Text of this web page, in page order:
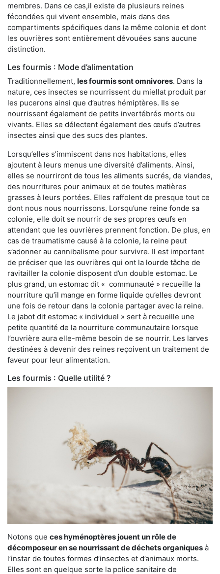
membres. Dans ce cas,il existe de plusieurs reines
fécondées qui vivent ensemble, mais dans des
compartiments spécifiques dans la même colonie et dont
les ouvrières sont entièrement dévouées sans aucune
distinction.
Les fourmis : Mode d’alimentation
Traditionnellement, les fourmis sont omnivores. Dans la
nature, ces insectes se nourrissent du miellat produit par
les pucerons ainsi que d’autres hémiptères. Ils se
nourrissent également de petits invertébrés morts ou
vivants. Elles se délectent également des œufs d’autres
insectes ainsi que des sucs des plantes.
Lorsqu’elles s’immiscent dans nos habitations, elles
ajoutent à leurs menus une diversité d’aliments. Ainsi,
elles se nourriront de tous les aliments sucrés, de viandes,
des nourritures pour animaux et de toutes matières
grasses à leurs portées. Elles raffolent de presque tout ce
dont nous nous nourrissons. Lorsqu’une reine fonde sa
colonie, elle doit se nourrir de ses propres œufs en
attendant que les ouvrières prennent fonction. De plus, en
cas de traumatisme causé à la colonie, la reine peut
s’adonner au cannibalisme pour survivre. Il est important
de préciser que les ouvrières qui ont la lourde tâche de
ravitailler la colonie disposent d’un double estomac. Le
plus grand, un estomac dit « communauté » recueille la
nourriture qu’il mange en forme liquide qu’elles devront
une fois de retour dans la colonie partager avec la reine.
Le jabot dit estomac « individuel » sert à recueille une
petite quantité de la nourriture communautaire lorsque
l’ouvrière aura elle-même besoin de se nourrir. Les larves
destinées à devenir des reines reçoivent un traitement de
faveur pour leur alimentation.
Les fourmis : Quelle utilité ?
Notons que ces hyménoptères jouent un rôle de
décomposeur en se nourrissant de déchets organiques à
l’instar de toutes formes d’insectes et d’animaux morts.
Elles sont en quelque sorte la police sanitaire de